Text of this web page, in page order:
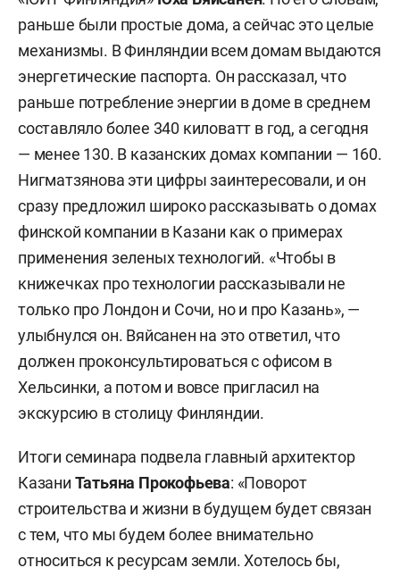
раньше были простые дома, а сейчас это целые
механизмы. В Финляндии всем домам выдаются
энергетические паспорта. Он рассказал, что
раньше потребление энергии в доме в среднем
составляло более 340 киловатт в год, а сегодня
— менее 130. В казанских домах компании — 160.
Нигматзянова эти цифры заинтересовали, и он
сразу предложил широко рассказывать о домах
финской компании в Казани как о примерах
применения зеленых технологий. «Чтобы в
книжечках про технологии рассказывали не
только про Лондон и Сочи, но и про Казань», —
улыбнулся он. Вяйсанен на это ответил, что
должен проконсультироваться с офисом в
Хельсинки, а потом и вовсе пригласил на
экскурсию в столицу Финляндии.
Итоги семинара подвела главный архитектор
Казани Татьяна Прокофьева: «Поворот
строительства и жизни в будущем будет связан
с тем, что мы будем более внимательно
относиться к ресурсам земли. Хотелось бы,